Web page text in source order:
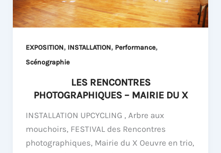
EXPOSITION, INSTALLATION, Performance,
Scénographie
LES RENCONTRES
PHOTOGRAPHIQUES – MAIRIE DU X
INSTALLATION UPCYCLING , Arbre aux
mouchoirs, FESTIVAL des Rencontres
photographiques, Mairie du X Oeuvre en trio,